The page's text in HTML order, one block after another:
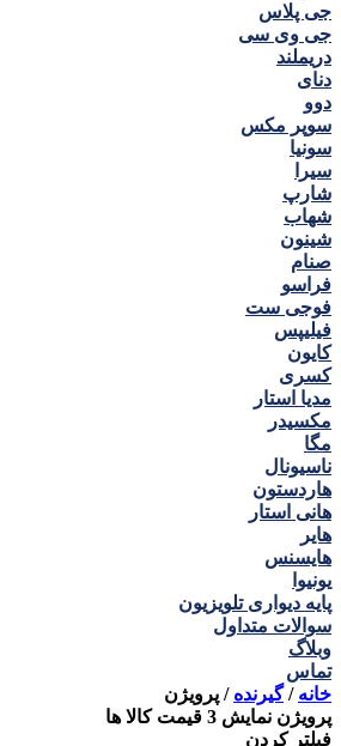
جی پلاس
جی وی سی
دریملند
دنای
دوو
سوپر مکس
سونیا
سیرا
شارپ
شهاب
شینون
صنام
فراسو
فوجی ست
فیلیپس
کایون
کسری
مدیا استار
مکسیدر
مگا
ناسیونال
هاردستون
هانی استار
هایر
هایسنس
یونیوا
پایه دیواری تلویزیون
سوالات متداول
وبلاگ
تماس
خانه /گیرنده / پرويژن
پرويژن نمایش 3 قیمت کالا ها
فیلتر کردن